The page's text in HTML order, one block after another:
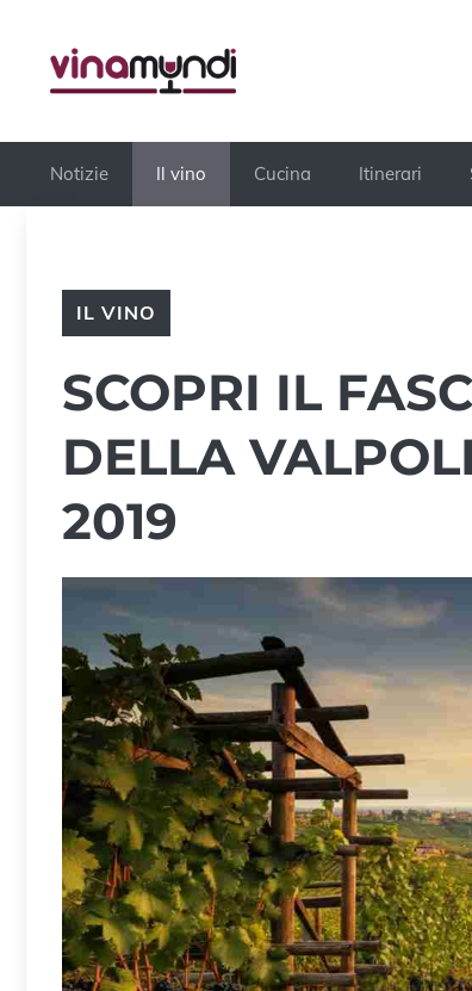
contenuto
Notizie Il vino Cucina Itinerari
IL VINO
SCOPRI IL
DELLA
2019